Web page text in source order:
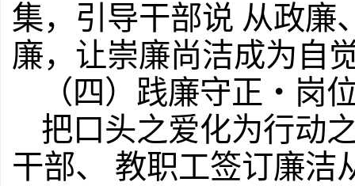
集，引导干部说 从政廉
廉，让崇廉尚洁成为自
（四）践廉守正・岗
把口头之爱化为行动
干部、 教职工签订廉洁